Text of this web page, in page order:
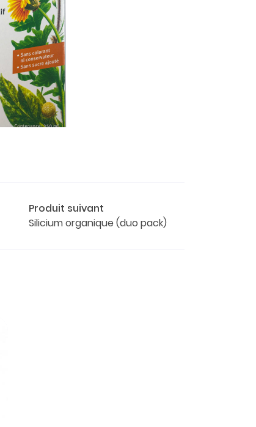
Produit suivant
Silicium organique (duo pack)